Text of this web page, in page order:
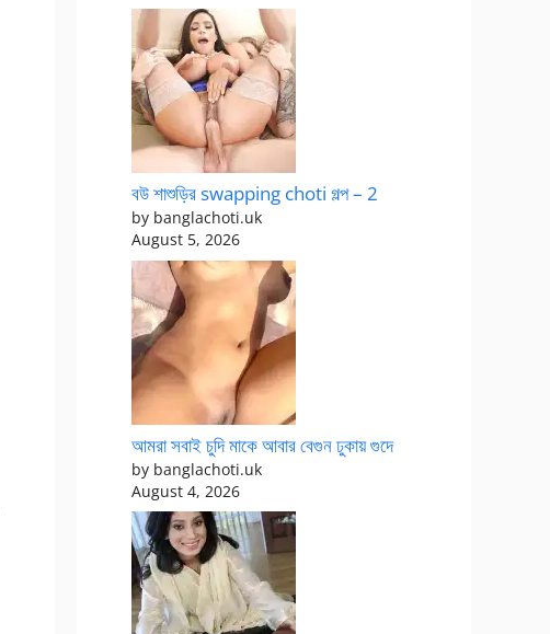
বউ শাশুড়ির swapping choti গল্প – 2
by banglachoti.uk
August 5, 2026
আমরা সবাই চুদি মাকে আবার বেগুন ঢুকায় গুদে
by banglachoti.uk
August 4, 2026